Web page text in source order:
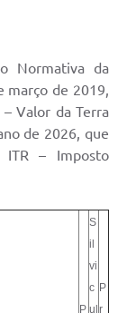
Normativa da
março de 2019,
Valor da Terra
de 2026, que
– Imposto
P
S
il
vi
c
ul
P
r